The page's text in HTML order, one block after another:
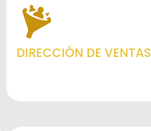
DIRECCIÓN DE VENTAS